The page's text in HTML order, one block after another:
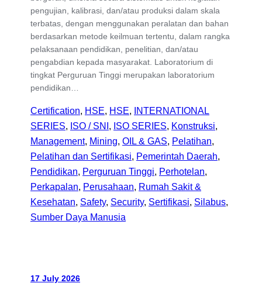
pengujian, kalibrasi, dan/atau produksi dalam skala
terbatas, dengan menggunakan peralatan dan bahan
berdasarkan metode keilmuan tertentu, dalam rangka
pelaksanaan pendidikan, penelitian, dan/atau
pengabdian kepada masyarakat. Laboratorium di
tingkat Perguruan Tinggi merupakan laboratorium
pendidikan…
Certification, HSE, HSE, INTERNATIONAL
SERIES, ISO / SNI, ISO SERIES, Konstruksi
Management, Mining, OIL & GAS, Pelatihan
Pelatihan dan Sertifikasi, Pemerintah Daerah
Pendidikan, Perguruan Tinggi, Perhotelan
Perkapalan, Perusahaan, Rumah Sakit &
Kesehatan, Safety, Security, Sertifikasi, Silabus
Sumber Daya Manusia
17 July 2026